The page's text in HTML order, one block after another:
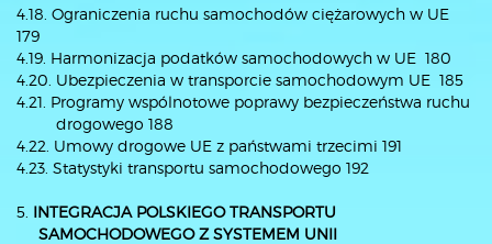
4.18. Ograniczenia ruchu samochodów ciężarowych w UE
179
4.19. Harmonizacja podatków samochodowych w UE 180
4.20. Ubezpieczenia w transporcie samochodowym UE 185
4.21. Programy wspólnotowe poprawy bezpieczeństwa ruchu
drogowego 188
4.22. Umowy drogowe UE z państwami trzecimi 191
4.23. Statystyki transportu samochodowego 192
5. INTEGRACJA POLSKIEGO TRANSPORTU
SAMOCHODOWEGO Z SYSTEMEM UNII